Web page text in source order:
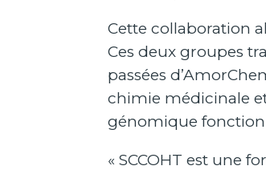
Cette collaboration
Ces deux groupes
passées
chimie médicinale
génomique
« SCCOHT est une